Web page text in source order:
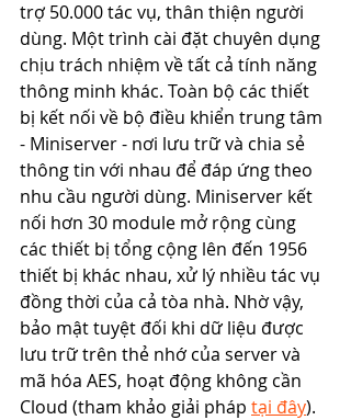
trợ 50.000 tác vụ, thân thiện người
dùng. Một trình cài đặt chuyên dụng
chịu trách nhiệm về tất cả tính năng
thông minh khác. Toàn bộ các thiết
bị kết nối về bộ điều khiển trung tâm
- Miniserver - nơi lưu trữ và chia sẻ
thông tin với nhau để đáp ứng theo
nhu cầu người dùng. Miniserver kết
nối hơn 30 module mở rộng cùng
các thiết bị tổng cộng lên đến 1956
thiết bị khác nhau, xử lý nhiều tác vụ
đồng thời của cả tòa nhà. Nhờ vậy,
bảo mật tuyệt đối khi dữ liệu được
lưu trữ trên thẻ nhớ của server và
mã hóa AES, hoạt động không cần
Cloud (tham khảo giải pháp tại đây).